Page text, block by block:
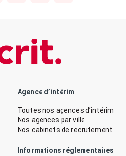
Agence d’intérim
Toutes nos agences d’intérim
Nos agences par ville
Nos cabinets de recrutement
Informations réglementaires